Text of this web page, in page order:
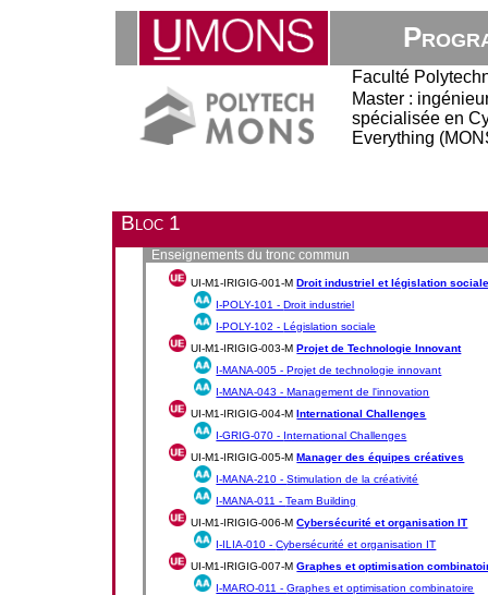
Faculté
Master :
spécialisée en
Everything
Bloc 1
Enseignements du tronc commun
UI-M1-IRIGIG-001-MDroit industriel et législation
I-POLY-101 -Droit industriel
I-POLY-102 -Législation sociale
UI-M1-IRIGIG-003-MProjet de Technologie Innovant
I-MANA-005 -Projet de technologie innovant
I-MANA-043 -Management de l'innovation
UI-M1-IRIGIG-004-MInternational Challenges
I-GRIG-070 - International Challenges
UI-M1-IRIGIG-005-MManager des équipes créatives
I-MANA-210 -Stimulation de la créativité
I-MANA-011 -Team Building
UI-M1-IRIGIG-006-MCybersécurité et organisation IT
I-ILIA-010 -Cybersécurité et organisation IT
UI-M1-IRIGIG-007-MGraphes et optimisation
I-MARO-011 -Graphes et optimisation combinatoire